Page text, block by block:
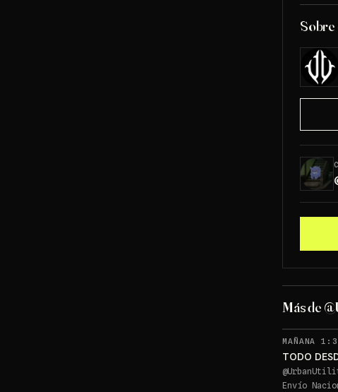
Sobre
Más de
MAÑANA
TODO
@
Envío